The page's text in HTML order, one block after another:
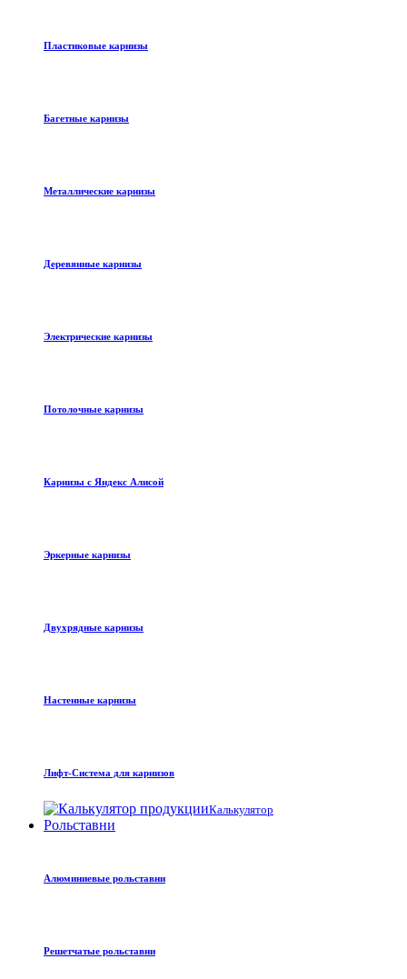
Пластиковые карнизы
Багетные карнизы
Металлические карнизы
Деревянные карнизы
Электрические карнизы
Потолочные карнизы
Карнизы с Яндекс Алисой
Эркерные карнизы
Двухрядные карнизы
Настенные карнизы
Лифт-Система для карнизов
Калькулятор
Рольставни
Алюминиевые рольставни
Решетчатые рольставни